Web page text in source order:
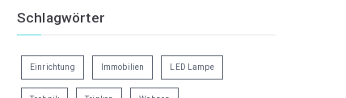
Schlagwörter
Einrichtung Immobilien LED Lampe